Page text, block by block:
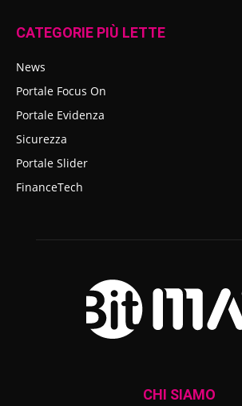
CATEGORIE PIÙ LETTE
News
Portale Focus On
Portale Evidenza
Sicurezza
Portale Slider
FinanceTech
CHI SIAMO